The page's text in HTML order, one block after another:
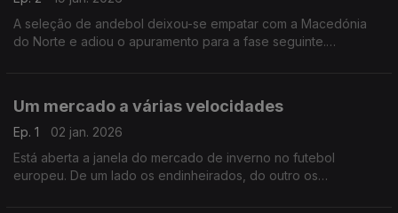
A seleção de andebol deixou-se empatar com a Macedónia
do Norte e adiou o apuramento para a fase seguinte.
Um mercado a várias velocidades
Ep. 1
02 jan. 2026
Está aberta a janela do mercado de inverno no futebol
europeu. De um lado os endinheirados, do outro os